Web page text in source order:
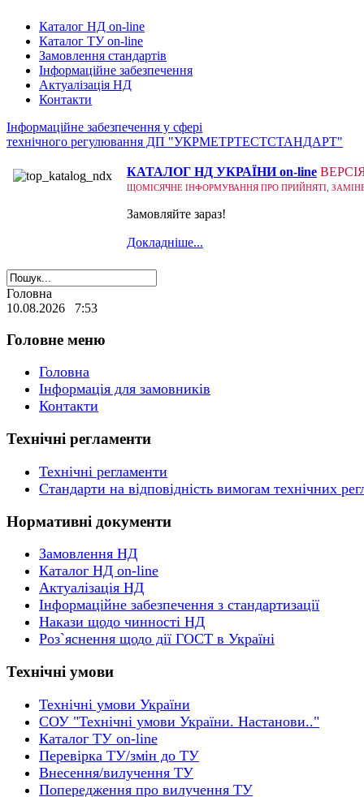
Каталог НД on-line
Каталог ТУ on-line
Замовлення стандартів
Інформаційне забезпечення
Актуалізація НД
Контакти
Інформаційне забезпечення у сфері
технічного регулювання ДП "УКРМЕТРТЕСТСТАНДАРТ"
КАТАЛОГ НД УКРАЇНИ on-line
ЩОМІСЯЧНЕ ІНФОРМУВАННЯ ПРО ПРИЙНЯТІ,
Замовляйте зараз!
Докладніше...
Головна
10.08.2026 7:53
Головне меню
Головна
Інформація для замовників
Контакти
Технічні регламенти
Технічні регламенти
Стандарти на відповідність вимогам технічних
Нормативні документи
Замовлення НД
Каталог НД on-line
Актуалізація НД
Інформаційне забезпечення з стандартизації
Накази щодо чинності НД
Роз`яснення щодо дії ГОСТ в Україні
Технічні умови
Технічні умови України
СОУ "Технічні умови України. Настанови.."
Каталог ТУ on-line
Перевірка ТУ/змін до ТУ
Внесення/вилучення ТУ
Попередження про вилучення ТУ